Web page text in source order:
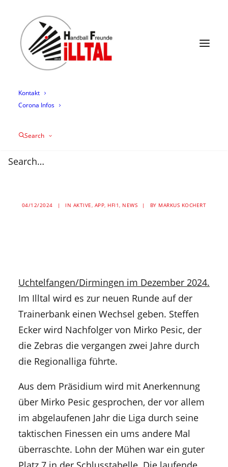
Termine
Mannschaften
Trainingszeiten
Mediathek
Über uns
Kontakt
Corona Infos
Searchdie neue Runde mit
04/12/2024 | IN AKTIVE, APP, HFI1, NEWS | BY MARKUS KOCHERT
Uchtelfangen/Dirmingen im Dezember 2024.
Im Illtal wird es zur neuen Runde auf der
Trainerbank einen Wechsel geben. Steffen
Ecker wird Nachfolger von Mirko Pesic, der
die Zebras die vergangen zwei Jahre durch
die Regionalliga führte.
Aus dem Präsidium wird mit Anerkennung
über Mirko Pesic gesprochen, der vor allem
im abgelaufenen Jahr die Liga durch seine
taktischen Finessen ein ums andere Mal
überraschte. Lohn der Mühen war ein guter